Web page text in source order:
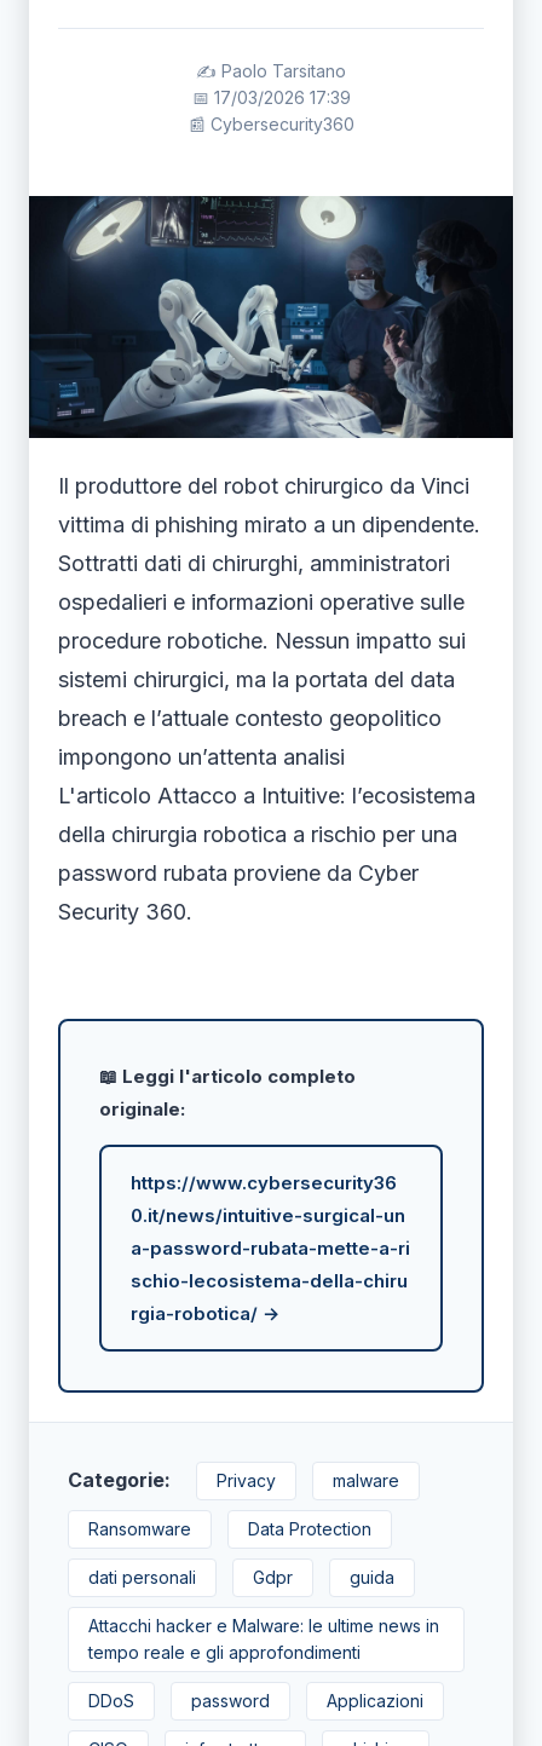
✍️ Paolo Tarsitano
📅 17/03/2026 17:39
📰 Cybersecurity360
Il produttore del robot chirurgico da Vinci
vittima di phishing mirato a un dipendente.
Sottratti dati di chirurghi, amministratori
ospedalieri e informazioni operative sulle
procedure robotiche. Nessun impatto sui
sistemi chirurgici, ma la portata del data
breach e l’attuale contesto geopolitico
impongono un’attenta analisi
L'articolo Attacco a Intuitive: l’ecosistema
della chirurgia robotica a rischio per una
password rubata proviene da Cyber
Security 360.
📖 Leggi l'articolo completo
originale:
https://www.cybersecurity36
0.it/news/intuitive-surgical-un
a-password-rubata-mette-a-ri
schio-lecosistema-della-chiru
rgia-robotica/ →
Categorie: Privacy malware
Ransomware Data Protection
dati personali Gdpr guida
Attacchi hacker e Malware: le ultime news in
tempo reale e gli approfondimenti
DDoS password Applicazioni